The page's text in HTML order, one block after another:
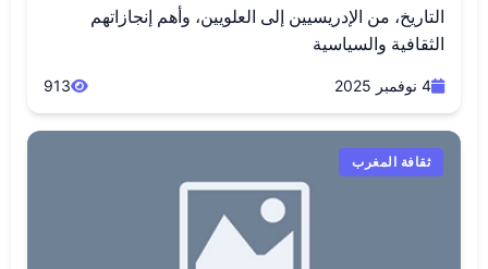
التاريخ، من الإدريسيين إلى العلويين، وأهم إنجازاتهم
الثقافية والسياسية
4 نوفمبر 2025 913
ثقافة المغرب